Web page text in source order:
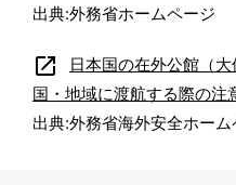
出典:外務省ホームページ
open_in_new
日本国の在外公館（
国・地域に渡航する際の注
出典:外務省海外安全ホーム